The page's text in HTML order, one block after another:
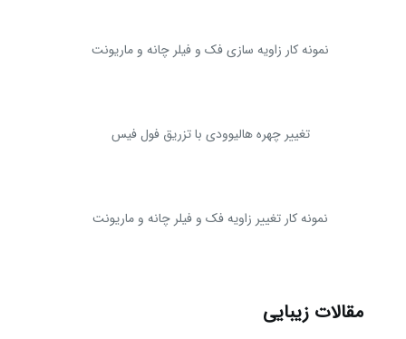
نمونه کار زاویه سازی فک و فیلر چانه و ماریونت
تغییر چهره هالیوودی با تزریق فول فیس
نمونه کار تغییر زاویه فک و فیلر چانه و ماریونت
مقالات زیبایی